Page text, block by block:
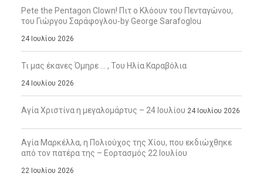
Pete the Pentagon Clown! Πιτ ο Κλόουν του Πενταγώνου,
του Γιώργου Σαράφογλου-by George Sarafoglou
24 Ιουλίου 2026
Τι μας έκανες Όμηρε … , Του Ηλία Καραβόλια
24 Ιουλίου 2026
Αγία Χριστίνα η μεγαλομάρτυς – 24 Ιουλίου 24 Ιουλίου 2026
Αγία Μαρκέλλα, η Πολιούχος της Χίου, που εκδιώχθηκε
από τον πατέρα της – Εορτασμός 22 Ιουλίου
22 Ιουλίου 2026